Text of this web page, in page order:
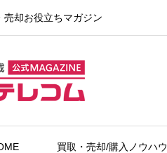
売却お役立ちマガジン
買取・売却/購入ノウハウ